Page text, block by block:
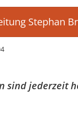
Stephan
sind jederzeit